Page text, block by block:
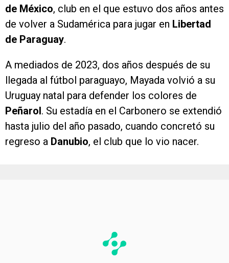
de México, club en el que estuvo dos años antes
de volver a Sudamérica para jugar en Libertad
de Paraguay.
A mediados de 2023, dos años después de su
llegada al fútbol paraguayo, Mayada volvió a su
Uruguay natal para defender los colores de
Peñarol. Su estadía en el Carbonero se extendió
hasta julio del año pasado, cuando concretó su
regreso a Danubio, el club que lo vio nacer.